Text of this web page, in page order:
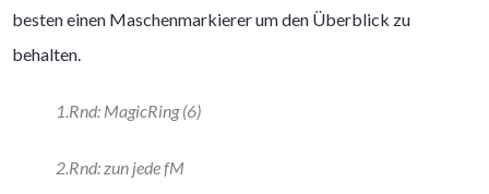
besten einen Maschenmarkierer um den Überblick zu
behalten.
1.Rnd: MagicRing (6)
2.Rnd: zun jede fM